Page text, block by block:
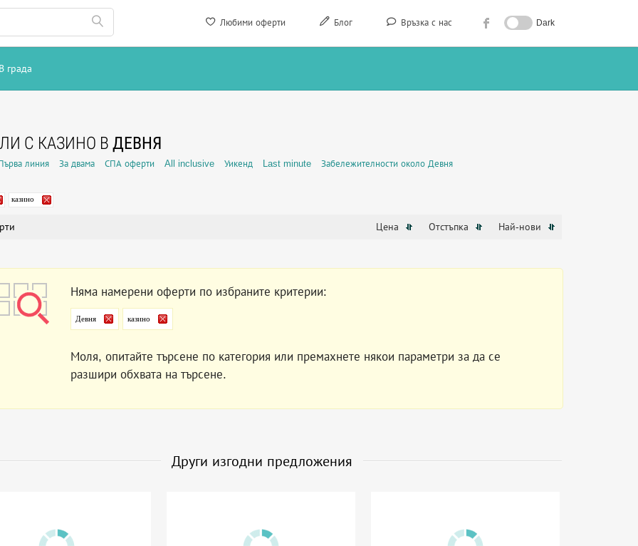
Любими оферти Блог Връзка с нас Dark
В града
С КАЗИНО В ДЕВНЯ
линия За двама СПА оферти All inclusive Уикенд Last minute Забележителности около Девня
казино
Цена Отстъпка Най-нови
Няма намерени оферти по избраните критерии:
Девня казино
Моля, опитайте търсене по категория или премахнете някои параметри за да се
разшири обхвата на търсене.
Други изгодни предложения